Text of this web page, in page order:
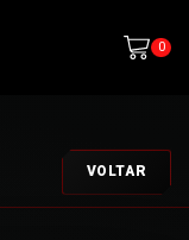
0
VOLTAR